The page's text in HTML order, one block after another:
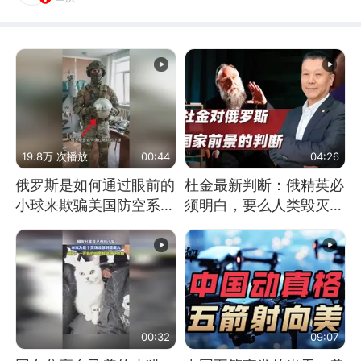
19.8万 次播放 00:44
俄罗斯是如何通过眼前的
小球来欺骗美国防空系统
的
04:26
杜金最新判断：俄精英必
须明白，要么人类毁灭，
要么俄毁灭
00:32 09:07